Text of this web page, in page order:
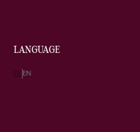
LANGUAGE
DE EN